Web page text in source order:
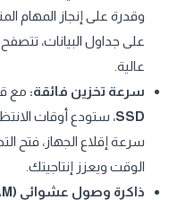
وقدرة على إنجاز المهام
على جداول البيانات،
عالية.
سرعة تخزين فائقة: مع
SSD، ستودع أوقات
سرعة إقلاع الجهاز، فتح
الوقت ويعزز إنتاجيتك.
ذاكرة وصول عشوائي (RAM) كافية: